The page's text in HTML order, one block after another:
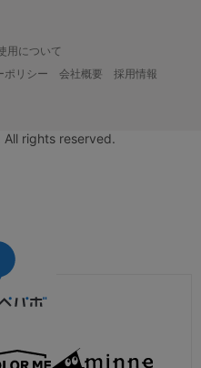
用について
ポリシー 会社概要
採用情報
rights reserved.